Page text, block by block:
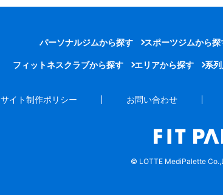
パーソナルジムから探す スポーツジムから探
フィットネスクラブから探す エリアから探す 系
サイト制作ポリシー お問い合わせ
© LOTTE MediPalette